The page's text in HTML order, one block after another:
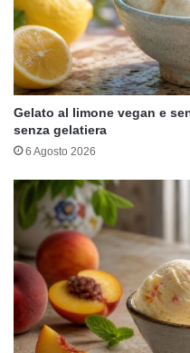
Gelato al limone vegan e
senza gelatiera
6 Agosto 2026